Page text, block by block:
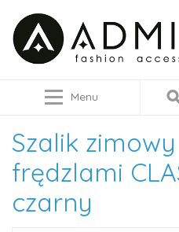
Menu
Szalik
frędzlami
czarny